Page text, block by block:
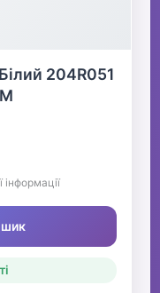
204R051
інформації